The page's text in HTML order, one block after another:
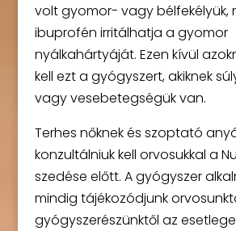
volt gyomor- vagy bélfekélyük,
ibuprofén irritálhatja a gyomor
nyálkahártyáját. Ezen kívül
kell ezt a gyógyszert, akiknek
vagy vesebetegségük van.
Terhes nőknek és szoptató
konzultálniuk kell orvosukkal a
szedése előtt. A gyógyszer
mindig tájékozódjunk
gyógyszerészünktől az